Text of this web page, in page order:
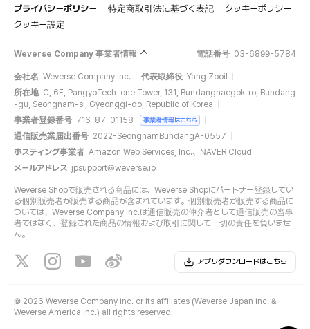
プライバシーポリシー
特定商取引法に基づく表記
クッキーポリシー
クッキー設定
Weverse Company 事業者情報 電話番号 03-6899-5784
会社名 Weverse Company Inc. 代表取締役 Yang Zooil
所在地 C, 6F, PangyoTech-one Tower, 131, Bundangnaegok-ro, Bundang
-gu, Seongnam-si, Gyeonggi-do, Republic of Korea
事業者登録番号 716-87-01158 事業者情報はこちら
通信販売業届出番号 2022-SeongnamBundangA-0557
ホスティング事業者 Amazon Web Services, Inc.、NAVER Cloud
メールアドレス jpsupport@weverse.io
Weverse Shopで販売される商品には、Weverse Shopにパートナー登録してい
る個別販売者が販売する商品が含まれています。個別販売者が販売する商品に
ついては、Weverse Company Inc.は通信販売の仲介者として通信販売の当事
者ではなく、登録された商品の情報および取引に関して一切の責任を負いませ
ん。
アプリダウンロードはこちら
© 2026 Weverse Company Inc. or its affiliates (Weverse Japan Inc. &
Weverse America Inc.) all rights reserved.